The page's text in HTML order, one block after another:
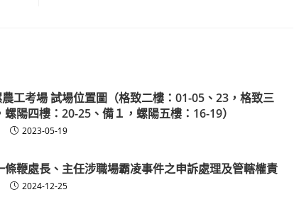
工考場 試場位置圖（格致二樓：01-05、23，格致三
陽四樓：20-25、備１，螺陽五樓：16-19）
2023-05-19
鞭處長、主任涉職場霸凌事件之申訴處理及管轄權責
2024-12-25